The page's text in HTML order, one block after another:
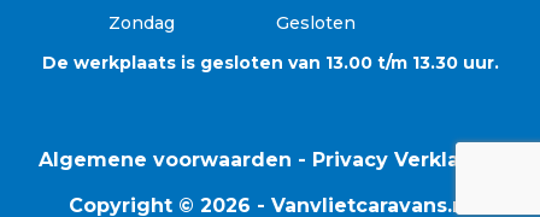
Zondag
Gesloten
De werkplaats is gesloten van 13.00 t/m 13.30 uur.
Algemene voorwaarden - Privacy Verklaring
Copyright © 2026 - Vanvlietcaravans.nl